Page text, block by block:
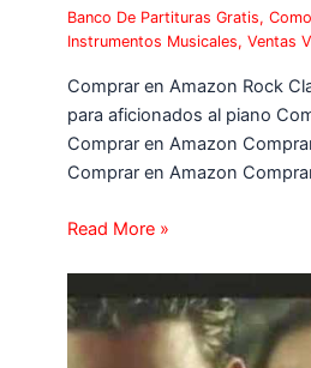
Banco De Partituras Gratis,
Instrumentos Musicales,Ventas
Comprar en Amazon Rock
para aficionados al piano
Comprar en Amazon
Comprar en Amazon
Read More »